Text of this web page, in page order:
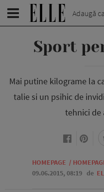
Adaugă
Sport
Mai putine kilograme la
talie si un psihic de
tehnici de
HOMEPAGE /
09.06.2015, 08:19 de